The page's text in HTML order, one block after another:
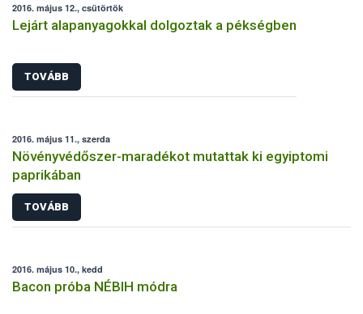
2016. május 12., csütörtök
Lejárt alapanyagokkal dolgoztak a pékségben
TOVÁBB
2016. május 11., szerda
Növényvédőszer-maradékot mutattak ki egyiptomi
paprikában
TOVÁBB
2016. május 10., kedd
Bacon próba NÉBIH módra